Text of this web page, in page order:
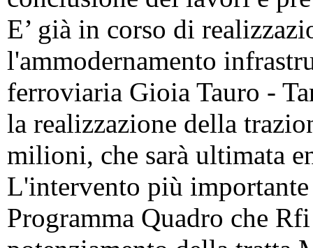
E’ già in corso di
l'ammodernamento
ferroviaria Gioia Tauro -
la realizzazione della
milioni, che sarà ultimata
L'intervento più
Programma Quadro che